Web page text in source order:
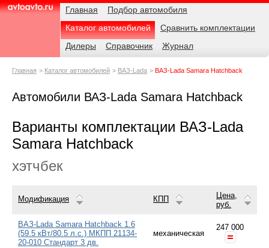
AvtoAvto.ru
Навигация Главная
Подбор автомобиля
Каталог автомобилей
Сравнить комплектации
Дилеры
Справочник Журнал
Родительские
Главная Каталог автомобилей ВАЗ-Lada ВАЗ-Lada Samara Hatchback
Автомобили ВАЗ-Lada Samara Hatchback
Варианты комплектации ВАЗ-Lada
Samara Hatchback
хэтчбек
Модификация КПП
Цена,
руб.
ВАЗ-Lada Samara Hatchback 1.6
(59.5 кВт/80.5 л.с.) МКПП 21134-
20-010 Стандарт 3 дв.
механическая
247 000